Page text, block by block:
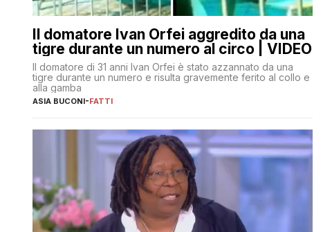
Il domatore Ivan Orfei aggredito da una
tigre durante un numero al circo | VIDEO
Il domatore di 31 anni Ivan Orfei è stato azzannato da una
tigre durante un numero e risulta gravemente ferito al collo e
alla gamba
ASIA BUCONI-FATTI